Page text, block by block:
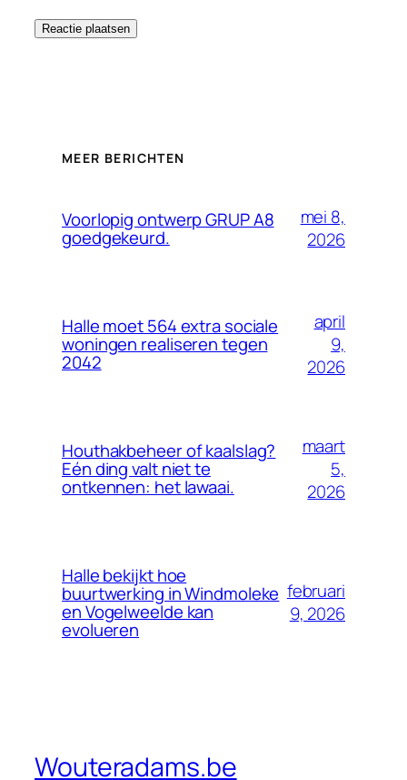
MEER BERICHTEN
Voorlopig ontwerp GRUP A8
goedgekeurd.
mei 8,
2026
Halle moet 564 extra sociale
woningen realiseren tegen
2042
april
9,
2026
Houthakbeheer of kaalslag?
Eén ding valt niet te
ontkennen: het lawaai.
maart
5,
2026
Halle bekijkt hoe
buurtwerking in Windmoleke
en Vogelweelde kan
evolueren
februari
9, 2026
Wouteradams.be